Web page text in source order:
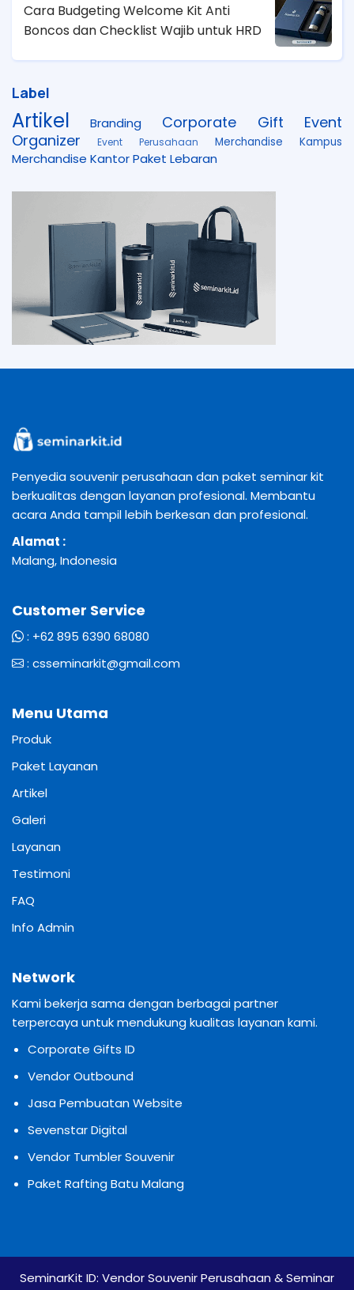
Cara Budgeting Welcome Kit Anti
Boncos dan Checklist Wajib untuk HRD
Label
Artikel Branding Corporate Gift
Event
Organizer
Event Perusahaan Merchandise Kampus
Merchandise KantorPaket Lebaran
Penyedia souvenir perusahaan dan paket seminar kit
berkualitas dengan layanan profesional. Membantu
acara Anda tampil lebih berkesan dan profesional.
Alamat :
Malang, Indonesia
Customer Service
: +62 895 6390 68080
: csseminarkit@gmail.com
Menu Utama
Produk
Paket Layanan
Artikel
Galeri
Layanan
Testimoni
FAQ
Info Admin
Network
Kami bekerja sama dengan berbagai partner
terpercaya untuk mendukung kualitas layanan kami.
Corporate Gifts ID
Vendor Outbound
Jasa Pembuatan Website
Sevenstar Digital
Vendor Tumbler Souvenir
Paket Rafting Batu Malang
SeminarKit ID: Vendor Souvenir Perusahaan & Seminar